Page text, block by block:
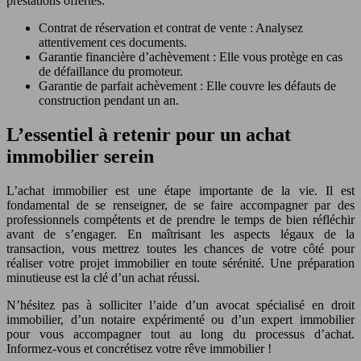
Contrat de réservation et contrat de vente : Analysez
attentivement ces documents.
Garantie financière d’achèvement : Elle vous protège en cas
de défaillance du promoteur.
Garantie de parfait achèvement : Elle couvre les défauts de
construction pendant un an.
L’essentiel à retenir pour un achat
immobilier serein
L’achat immobilier est une étape importante de la vie. Il est
fondamental de se renseigner, de se faire accompagner par des
professionnels compétents et de prendre le temps de bien réfléchir
avant de s’engager. En maîtrisant les aspects légaux de la
transaction, vous mettrez toutes les chances de votre côté pour
réaliser votre projet immobilier en toute sérénité. Une préparation
minutieuse est la clé d’un achat réussi.
N’hésitez pas à solliciter l’aide d’un avocat spécialisé en droit
immobilier, d’un notaire expérimenté ou d’un expert immobilier
pour vous accompagner tout au long du processus d’achat.
Informez-vous et concrétisez votre rêve immobilier !